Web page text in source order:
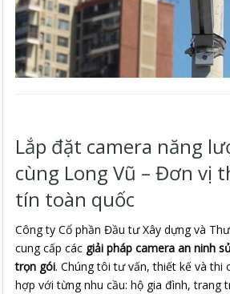
Lắp đặt camera năng
cùng Long Vũ – Đơn vị
tín toàn quốc
Công ty Cổ phần Đầu tư Xây dựng và
cung cấp các giải pháp camera an ninh
trọn gói. Chúng tôi tư vấn, thiết kế và thi
hợp với từng nhu cầu: hộ gia đình, trang